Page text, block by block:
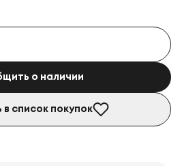
о наличии
список покупок